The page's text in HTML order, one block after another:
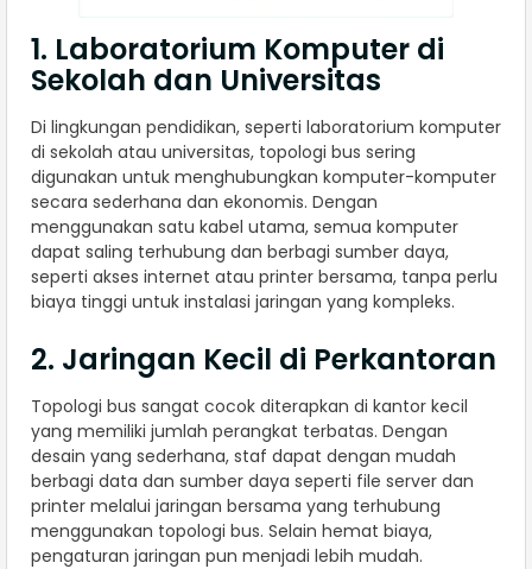
1. Laboratorium Komputer di
Sekolah dan Universitas
Di lingkungan pendidikan, seperti laboratorium komputer
di sekolah atau universitas, topologi bus sering
digunakan untuk menghubungkan komputer-komputer
secara sederhana dan ekonomis. Dengan
menggunakan satu kabel utama, semua komputer
dapat saling terhubung dan berbagi sumber daya,
seperti akses internet atau printer bersama, tanpa perlu
biaya tinggi untuk instalasi jaringan yang kompleks.
2. Jaringan Kecil di Perkantoran
Topologi bus sangat cocok diterapkan di kantor kecil
yang memiliki jumlah perangkat terbatas. Dengan
desain yang sederhana, staf dapat dengan mudah
berbagi data dan sumber daya seperti file server dan
printer melalui jaringan bersama yang terhubung
menggunakan topologi bus. Selain hemat biaya,
pengaturan jaringan pun menjadi lebih mudah.